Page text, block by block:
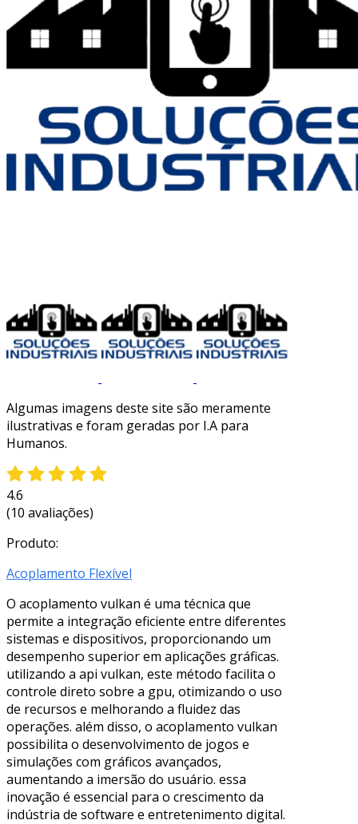
Algumas imagens deste site são meramente
ilustrativas e foram geradas por I.A para
Humanos.
4.6
(10 avaliações)
Produto:
Acoplamento Flexível
O acoplamento vulkan é uma técnica que
permite a integração eficiente entre diferentes
sistemas e dispositivos, proporcionando um
desempenho superior em aplicações gráficas.
utilizando a api vulkan, este método facilita o
controle direto sobre a gpu, otimizando o uso
de recursos e melhorando a fluidez das
operações. além disso, o acoplamento vulkan
possibilita o desenvolvimento de jogos e
simulações com gráficos avançados,
aumentando a imersão do usuário. essa
inovação é essencial para o crescimento da
indústria de software e entretenimento digital.